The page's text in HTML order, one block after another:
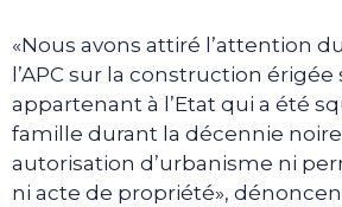
«Nous avons attiré l’attention
l’APC sur la construction
appartenant à l’Etat qui a été
famille durant la décennie
autorisation d’urbanisme ni
ni acte de propriété»,